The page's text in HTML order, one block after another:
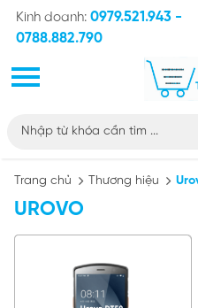
Kinh doanh: 0979.521.943 -
0788.882.790
Trang chủ Thương hiệu
UROVO